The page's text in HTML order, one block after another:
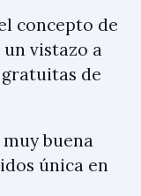
concepto de
vistazo a
de
buena
única en